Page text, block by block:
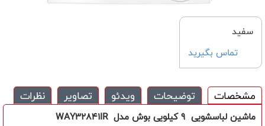
سفید
تماس بگیرید
مشخصات توضیحات ویدئو تصاویر نظرات
ماشین لباسشویی 9 کیلویی بوش مدل WAY32841IR